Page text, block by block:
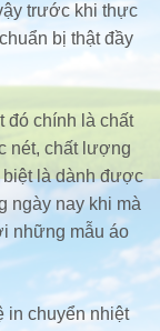
trước khi thực
bị thật đầy
đó chính là chất
nét, chất lượng
là dành được
ngày nay khi mà
những mẫu áo
in chuyển nhiệt